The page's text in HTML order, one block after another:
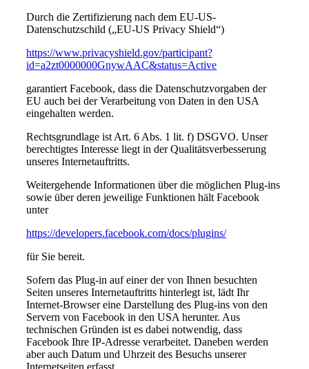
Durch die Zertifizierung nach dem EU-US-
Datenschutzschild („EU-US Privacy Shield“)
https://www.privacyshield.gov/participant?
id=a2zt0000000GnywAAC&status=Active
garantiert Facebook, dass die Datenschutzvorgaben der
EU auch bei der Verarbeitung von Daten in den USA
eingehalten werden.
Rechtsgrundlage ist Art. 6 Abs. 1 lit. f) DSGVO. Unser
berechtigtes Interesse liegt in der Qualitätsverbesserung
unseres Internetauftritts.
Weitergehende Informationen über die möglichen Plug-ins
sowie über deren jeweilige Funktionen hält Facebook
unter
https://developers.facebook.com/docs/plugins/
für Sie bereit.
Sofern das Plug-in auf einer der von Ihnen besuchten
Seiten unseres Internetauftritts hinterlegt ist, lädt Ihr
Internet-Browser eine Darstellung des Plug-ins von den
Servern von Facebook in den USA herunter. Aus
technischen Gründen ist es dabei notwendig, dass
Facebook Ihre IP-Adresse verarbeitet. Daneben werden
aber auch Datum und Uhrzeit des Besuchs unserer
Internetseiten erfasst.